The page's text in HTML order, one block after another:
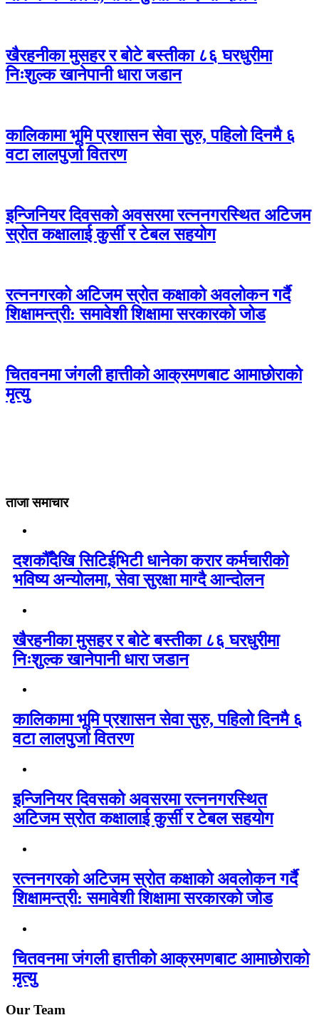
खैरहनीका मुसहर र बोटे बस्तीका ८६ घरधुरीमा
निःशुल्क खानेपानी धारा जडान
कालिकामा भूमि प्रशासन सेवा सुरु, पहिलो दिनमै ६
वटा लालपुर्जा वितरण
इन्जिनियर दिवसको अवसरमा रत्ननगरस्थित अटिजम
स्रोत कक्षालाई कुर्सी र टेबल सहयोग
रत्ननगरको अटिजम स्रोत कक्षाको अवलोकन गर्दै
शिक्षामन्त्री: समावेशी शिक्षामा सरकारको जोड
चितवनमा जंगली हात्तीको आक्रमणबाट आमाछोराको
मृत्यु
ताजा समाचार
दशकौँदेखि सिटिईभिटी धानेका करार कर्मचारीको
भविष्य अन्योलमा, सेवा सुरक्षा माग्दै आन्दोलन
खैरहनीका मुसहर र बोटे बस्तीका ८६ घरधुरीमा
निःशुल्क खानेपानी धारा जडान
कालिकामा भूमि प्रशासन सेवा सुरु, पहिलो दिनमै ६
वटा लालपुर्जा वितरण
इन्जिनियर दिवसको अवसरमा रत्ननगरस्थित
अटिजम स्रोत कक्षालाई कुर्सी र टेबल सहयोग
रत्ननगरको अटिजम स्रोत कक्षाको अवलोकन गर्दै
शिक्षामन्त्री: समावेशी शिक्षामा सरकारको जोड
चितवनमा जंगली हात्तीको आक्रमणबाट आमाछोराको
मृत्यु
Our Team